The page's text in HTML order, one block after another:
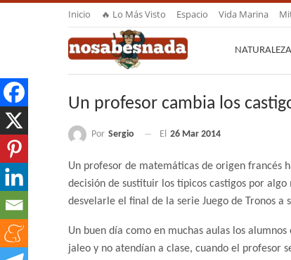
Inicio 🔥 Lo Más Visto Espacio Vida Marina
NATURALEZA
Un profesor cambia los
Por Sergio El 26 Mar 2014
Un profesor de matemáticas de origen francés
decisión de sustituir los típicos castigos por algo
desvelarle el final de la serie Juego de Tronos a
Un buen día como en muchas aulas los
jaleo y no atendían a clase, cuando el profesor